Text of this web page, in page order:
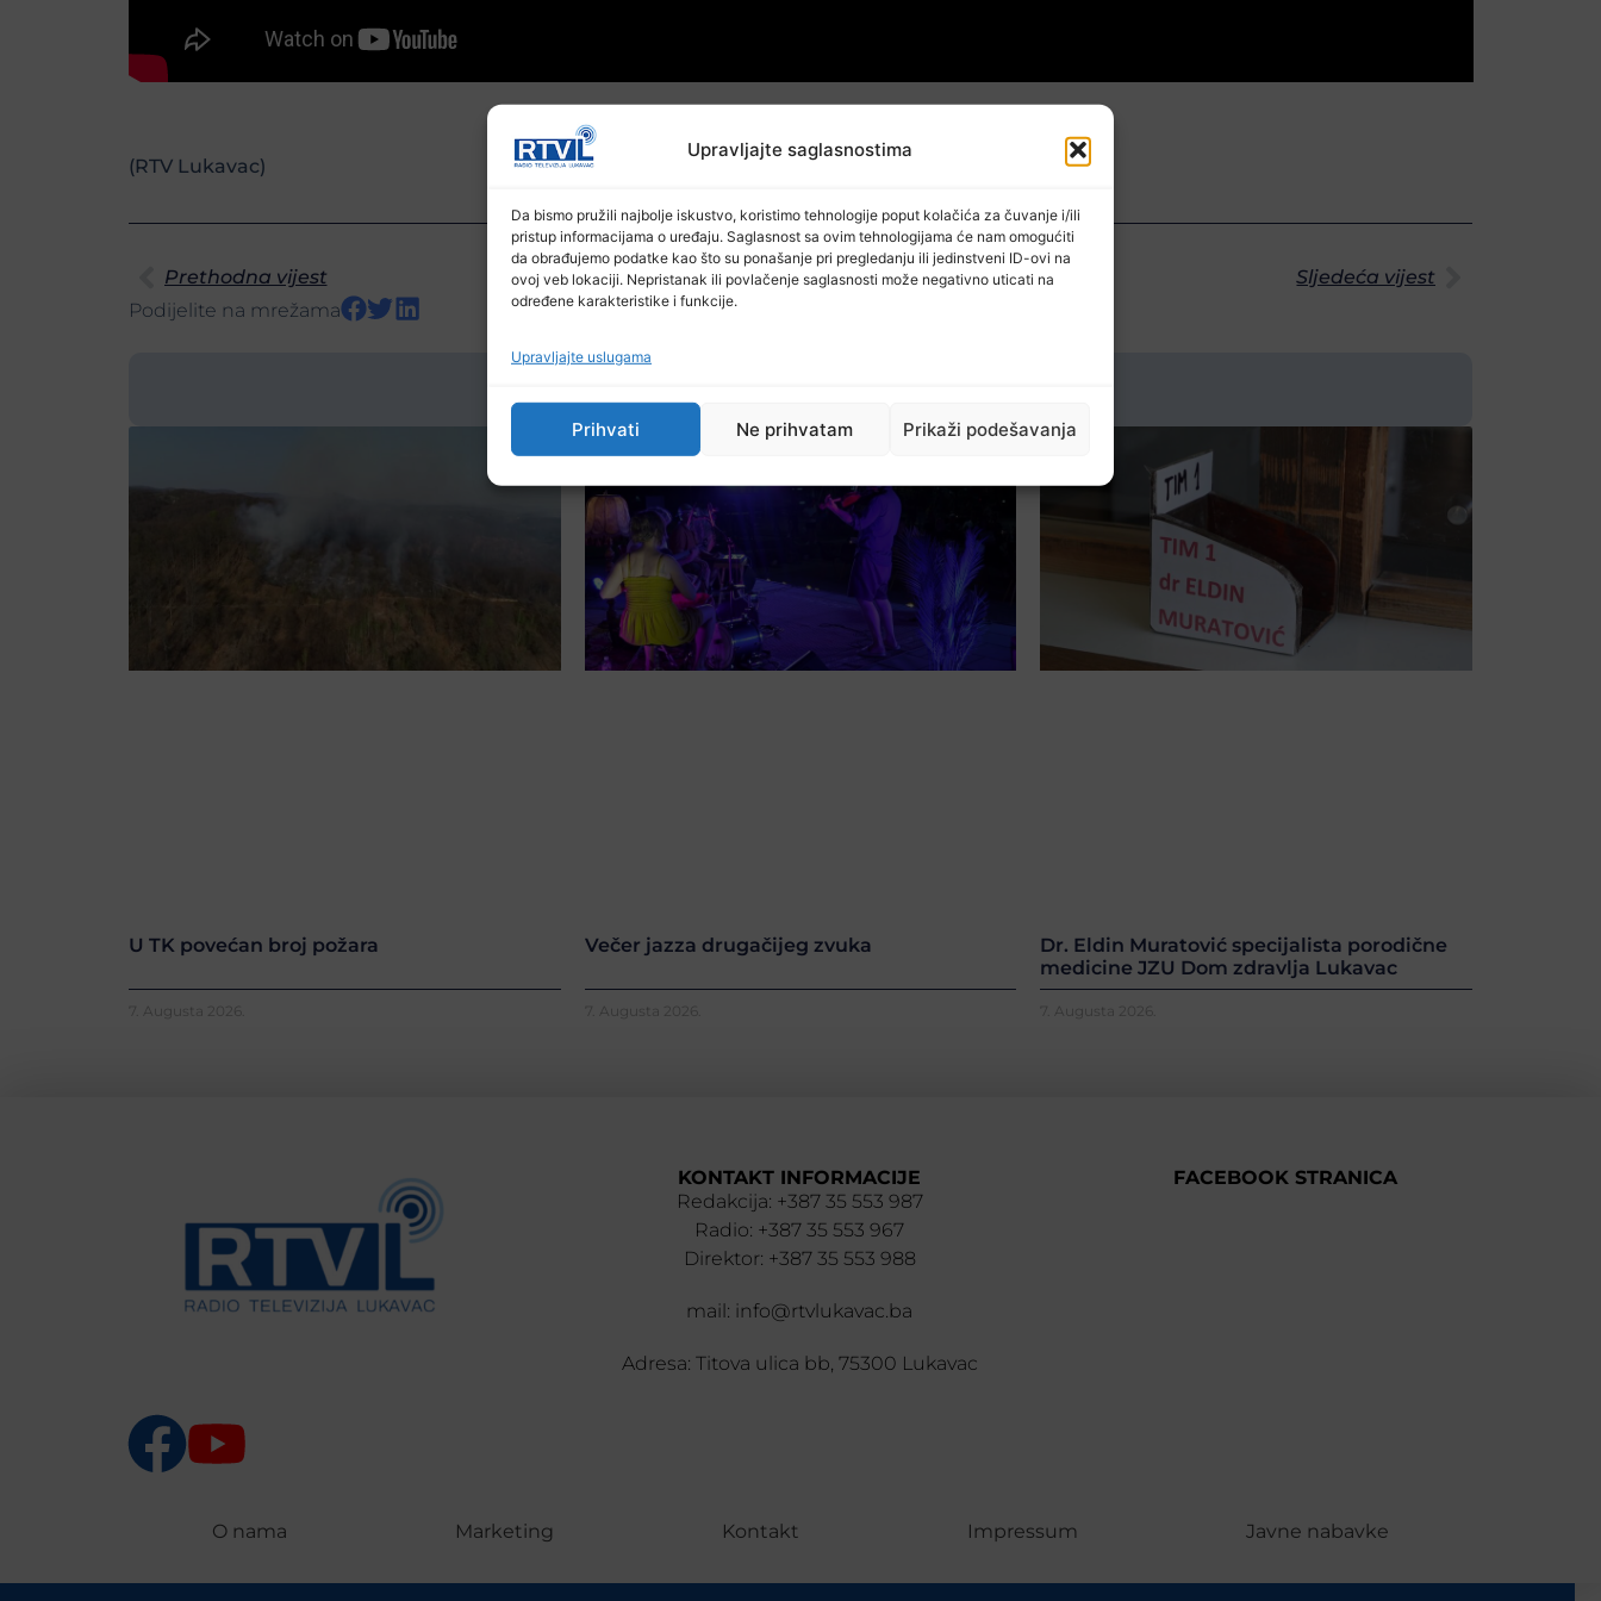
Upravljajte saglasnostima
Da bismo pružili najbolje iskustvo, koristimo tehnologije poput kolačića za čuvanje i/ili
pristup informacijama o uređaju. Saglasnost sa ovim tehnologijama će nam omogućiti
da obrađujemo podatke kao što su ponašanje pri pregledanju ili jedinstveni ID-ovi na
ovoj veb lokaciji. Nepristanak ili povlačenje saglasnosti može negativno uticati na
određene karakteristike i funkcije.
Upravljajte uslugama
Prihvati Ne prihvatam Prikaži podešavanja
(RTV Lukavac)
Prethodna vijest
Sljedeća vijest
Podijelite na mrežama
U TK povećan broj požara
7. Augusta 2026.
Večer jazza drugačijeg zvuka
7. Augusta 2026.
Dr. Eldin Muratović specijalista porodične
medicine JZU Dom zdravlja Lukavac
7. Augusta 2026.
KONTAKT INFORMACIJE
Redakcija: +387 35 553 987
Radio: +387 35 553 967
Direktor: +387 35 553 988
mail: info@rtvlukavac.ba
Adresa: Titova ulica bb, 75300 Lukavac
FACEBOOK STRANICA
O nama Marketing Kontakt Impressum Javne nabavke